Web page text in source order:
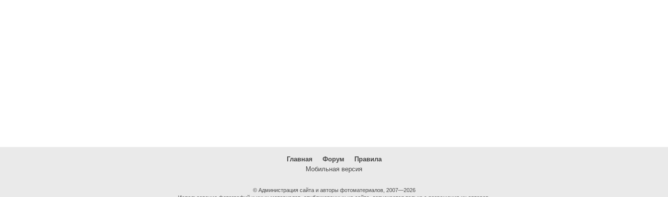
Главная Форум
Правила
Мобильная версия
© Администрация сайта и авторы фотоматериалов, 2007—2026